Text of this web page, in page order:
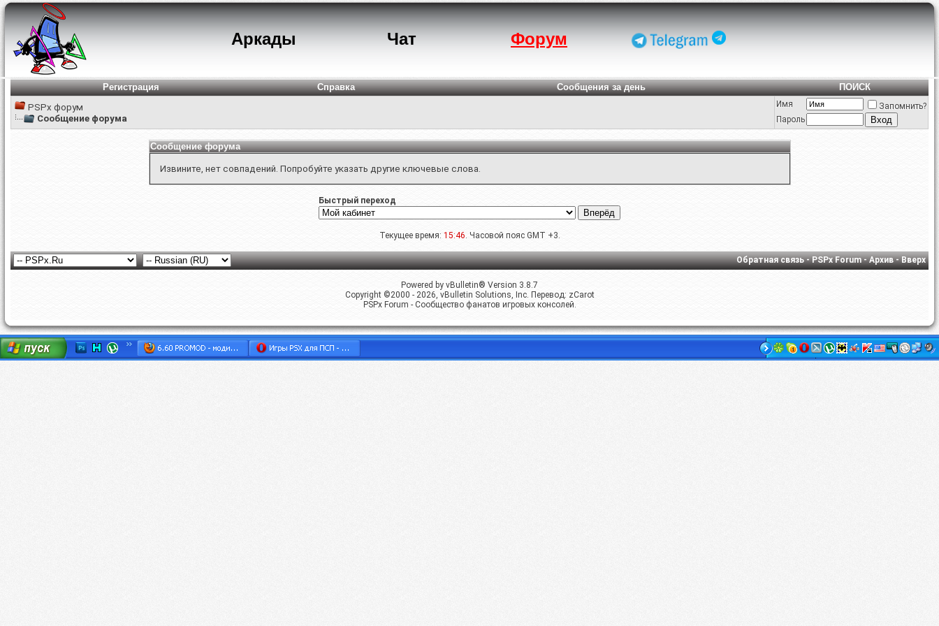
Аркады Чат Форум
Регистрация Справка Сообщения за день
ПОИСК
PSPx форум
Сообщение форума
Имя
Запомнить?
Пароль
Сообщение форума
Извините, нет совпадений. Попробуйте указать другие ключевые слова.
Быстрый переход
Текущее время: 15:46. Часовой пояс GMT +3.
Обратная связь-PSPx Forum-Архив-Вверх
Powered by vBulletin® Version 3.8.7
Copyright ©2000 - 2026, vBulletin Solutions, Inc. Перевод: zCarot
PSPx Forum - Сообщество фанатов игровых консолей.